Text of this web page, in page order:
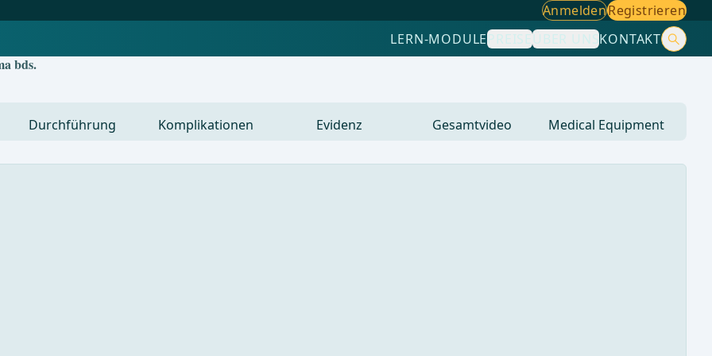
AnmeldenRegistrieren
LERN-MODULEPREISEÜBER UNSKONTAKT
bds.
Durchführung Komplikationen Evidenz Gesamtvideo Medical Equipment